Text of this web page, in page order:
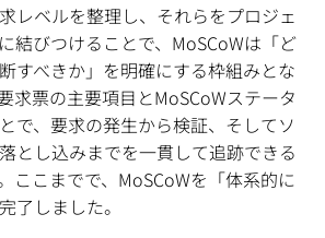
レベルを整理し、それらをプロジェ
結びつけることで、MoSCoWは「ど
すべきか」を明確にする枠組みとな
求票の主要項目とMoSCoWステータ
で、要求の発生から検証、そしてソ
とし込みまでを一貫して追跡できる
ここまでで、MoSCoWを「体系的に
了しました。